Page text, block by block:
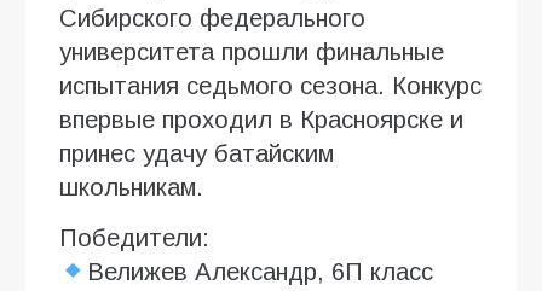
Сибирского федерального
университета прошли финальные
испытания седьмого сезона. Конкурс
впервые проходил в Красноярске и
принес удачу батайским
школьникам.
Победители:
Велижев Александр, 6П класс